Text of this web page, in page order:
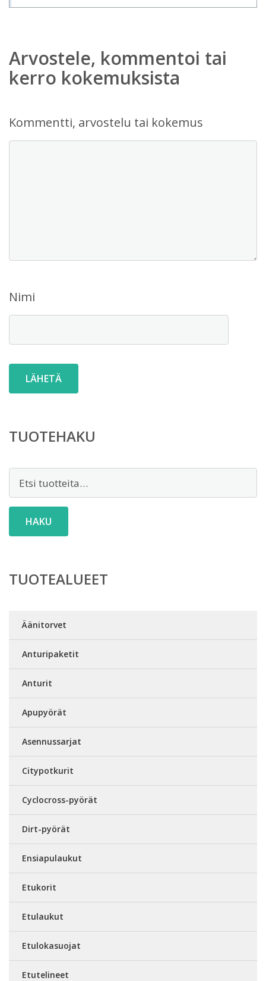
Arvostele, kommentoi tai
kerro kokemuksista
Kommentti, arvostelu tai kokemus
Nimi
TUOTEHAKU
HAKU
TUOTEALUEET
Äänitorvet
Anturipaketit
Anturit
Apupyörät
Asennussarjat
Citypotkurit
Cyclocross-pyörät
Dirt-pyörät
Ensiapulaukut
Etukorit
Etulaukut
Etulokasuojat
Etutelineet